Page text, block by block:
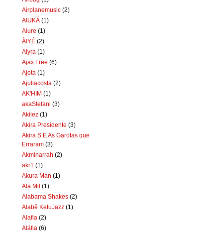
Airplanemusic (2)
AIUKÁ (1)
Aiure (1)
ÀIYÉ (2)
Aiyra (1)
Ajax Free (6)
Ajota (1)
Ajuliacosta (2)
AK'HIM (1)
akaStefani (3)
Akilez (1)
Akira Presidente (3)
Akira S E As Garotas que
Erraram (3)
Akminarrah (2)
akr1 (1)
Akura Man (1)
Ala Mil (1)
Alabama Shakes (2)
Alabê KetuJazz (1)
Alafia (2)
Aláfia (6)